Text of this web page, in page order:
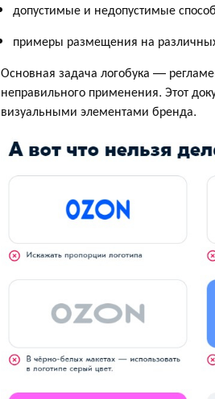
допустимые и недопустимые
примеры размещения на различных
Основная задача логобука —
неправильного применения. Этот
визуальными элементами бренда.